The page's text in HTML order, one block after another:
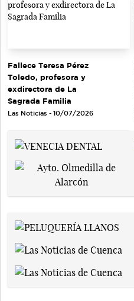
Fallece Teresa Pérez
Toledo, profesora y
exdirectora de La
Sagrada Familia
Las Noticias - 10/07/2026